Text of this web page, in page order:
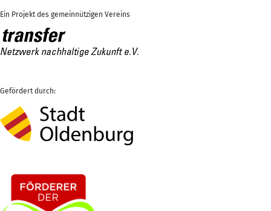
Ein Projekt des gemeinnützigen Vereins
Gefördert durch: